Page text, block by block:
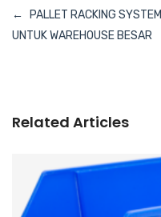
Navigasi
pos
PALLET RACKING SYSTEM
UNTUK WAREHOUSE BESAR
Related Articles